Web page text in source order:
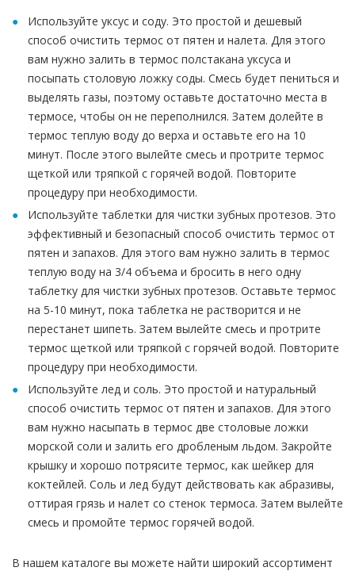
Используйте уксус и соду. Это простой и дешевый
способ очистить термос от пятен и налета. Для этого
вам нужно залить в термос полстакана уксуса и
посыпать столовую ложку соды. Смесь будет пениться и
выделять газы, поэтому оставьте достаточно места в
термосе, чтобы он не переполнился. Затем долейте в
термос теплую воду до верха и оставьте его на 10
минут. После этого вылейте смесь и протрите термос
щеткой или тряпкой с горячей водой. Повторите
процедуру при необходимости.
Используйте таблетки для чистки зубных протезов. Это
эффективный и безопасный способ очистить термос от
пятен и запахов. Для этого вам нужно залить в термос
теплую воду на 3/4 объема и бросить в него одну
таблетку для чистки зубных протезов. Оставьте термос
на 5-10 минут, пока таблетка не растворится и не
перестанет шипеть. Затем вылейте смесь и протрите
термос щеткой или тряпкой с горячей водой. Повторите
процедуру при необходимости.
Используйте лед и соль. Это простой и натуральный
способ очистить термос от пятен и запахов. Для этого
вам нужно насыпать в термос две столовые ложки
морской соли и залить его дробленым льдом. Закройте
крышку и хорошо потрясите термос, как шейкер для
коктейлей. Соль и лед будут действовать как абразивы,
оттирая грязь и налет со стенок термоса. Затем вылейте
смесь и промойте термос горячей водой.
В нашем каталоге вы можете найти широкий ассортимент